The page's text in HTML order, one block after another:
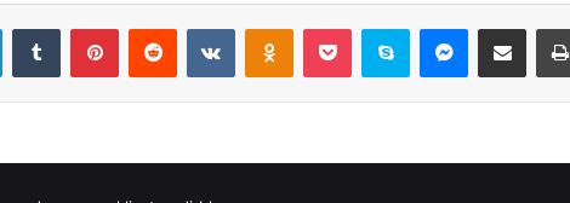
LinkedInTumblr PinterestReddit VKontakteOdnoklassniki
Pocket Skype Messenger
E-Posta ile